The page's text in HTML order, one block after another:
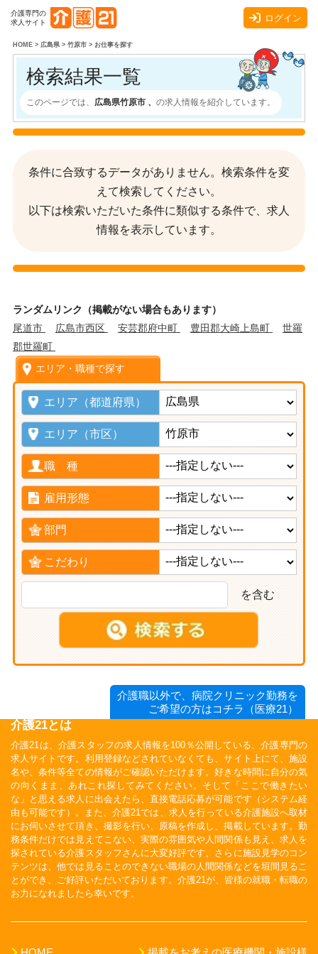
介護専門の
求人サイト
ログイン
HOME> 広島県> 竹原市> お仕事を探す
検索結果一覧
このページでは、 広島県竹原市 、 の求人情報を紹介しています。
条件に合致するデータがありません。検索条件を変
えて検索してください。
以下は検索いただいた条件に類似する条件で、求人
情報を表示しています。
ランダムリンク（掲載がない場合もあります）
尾道市
広島市西区 安芸郡府中町 豊田郡大崎上島町
世羅
郡世羅町
エリア・職種で探す
エリア（都道府県）
エリア（市区）
職 種
雇用形態
部門
こだわり
を含む
介護職以外で、病院クリニック勤務を
ご希望の方はコチラ（医療21）
介護21とは
介護21は、介護スタッフの求人情報を100％公開している、介護専門の
求人サイトです。利用登録などされていなくても、サイト上にて、施設
名や、条件等全ての情報がご確認いただけます。好きな時間に自分の気
の向くまま、あれこれ探してみてください。そして「ここで働きたい
な」と思える求人に出会えたら、直接電話応募が可能です（システム経
由も可能です）。また、介護21では、求人を行っている介護施設へ取材
にお伺いさせて頂き、撮影を行い、原稿を作成し、掲載しています。勤
務条件だけでは見えてこない、実際の雰囲気や人間関係も見え、求人を
探されている介護スタッフさんに大変好評です。さらに施設見学のコン
テンツは、他では見ることのできない職場の人間関係などを垣間見るこ
とができ、ご好評いただいております。介護21が、皆様の就職・転職の
お力になれましたら幸いです。